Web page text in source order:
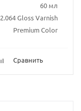
60 мл
Gloss Varnish
Premium Color
Сравнить